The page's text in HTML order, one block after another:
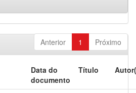
Anterior 1 Próximo
Data do
documento
Título